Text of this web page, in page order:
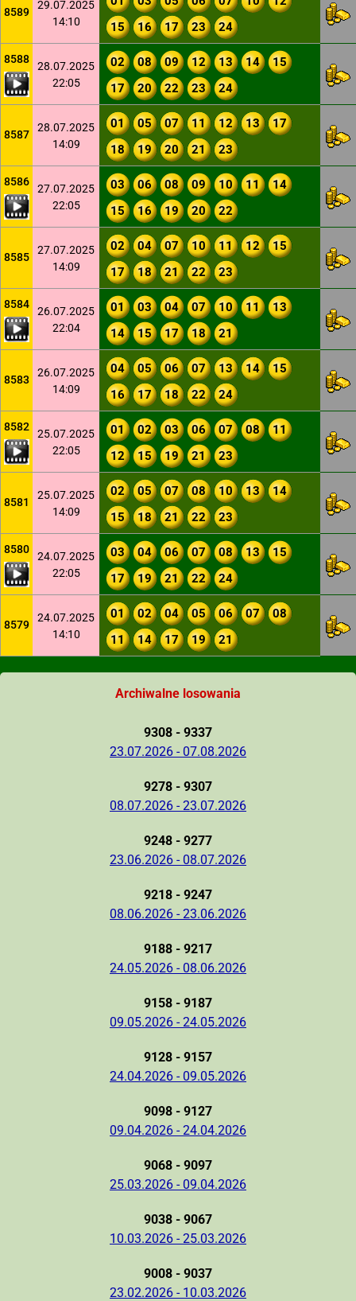
8589
29.07.2025
14:10
15
16 17 23 24
8588
28.07.2025
22:05
02 08 09 12 13 14
15
17
20 22 23 24
8587
28.07.2025
14:09
01 05 07 11 12 13
17
18
19 20 21 23
8586
27.07.2025
22:05
03 06 08 09 10 11
14
15
16 19 20 22
8585
27.07.2025
14:09
02 04 07 10 11 12
15
17
18 21 22 23
8584
26.07.2025
22:04
01 03 04 07 10 11
13
14
15 17 18 21
8583
26.07.2025
14:09
04 05 06 07 13 14
15
16
17 18 22 24
8582
25.07.2025
22:05
01 02 03 06 07 08
11
12
15 19 21 23
8581
25.07.2025
14:09
02 05 07 08 10 13
14
15
18 21 22 23
8580
24.07.2025
22:05
03 04 06 07 08 13
15
17
19 21 22 24
8579
24.07.2025
14:10
01 02 04 05 06 07
08
11
14 17 19 21
Archiwalne losowania
9308 - 9337
23.07.2026 - 07.08.2026
9278 - 9307
08.07.2026 - 23.07.2026
9248 - 9277
23.06.2026 - 08.07.2026
9218 - 9247
08.06.2026 - 23.06.2026
9188 - 9217
24.05.2026 - 08.06.2026
9158 - 9187
09.05.2026 - 24.05.2026
9128 - 9157
24.04.2026 - 09.05.2026
9098 - 9127
09.04.2026 - 24.04.2026
9068 - 9097
25.03.2026 - 09.04.2026
9038 - 9067
10.03.2026 - 25.03.2026
9008 - 9037
23.02.2026 - 10.03.2026